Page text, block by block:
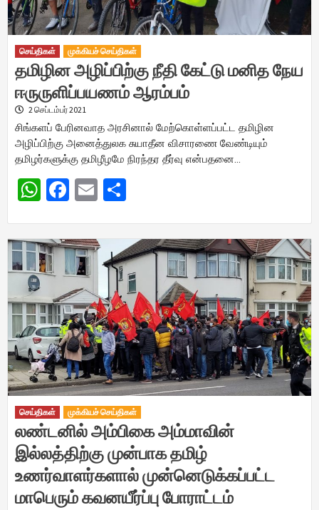
செய்திகள் முக்கியச் செய்திகள்
தமிழின அழிப்பிற்கு நீதி கேட்டு மனித நேய
ஈருருளிப்பயணம் ஆரம்பம்
2 செப்டம்பர் 2021
சிங்களப் பேரினவாத அரசினால் மேற்கொள்ளப்பட்ட தமிழின
அழிப்பிற்கு அனைத்துலக சுயாதீன விசாரணை வேண்டியும்
தமிழர்களுக்கு தமிழீழமே நிரந்தர தீர்வு என்பதனை…
WhatsApp
Facebook
Email
செய்திகள் முக்கியச் செய்திகள்
லண்டனில் அம்பிகை அம்மாவின்
இல்லத்திற்கு முன்பாக தமிழ்
உணர்வாளர்களால் முன்னெடுக்கப்பட்ட
மாபெரும் கவனயீர்ப்பு போராட்டம்